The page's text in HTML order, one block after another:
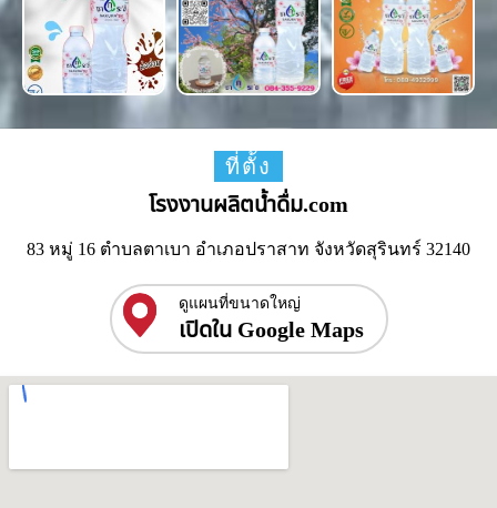
ที่ตั้ง
โรงงานผลิตน้ำดื่ม.com
83 หมู่ 16 ตำบลตาเบา อำเภอปราสาท จังหวัดสุรินทร์ 32140
ดูแผนที่ขนาดใหญ่
เปิดใน Google Maps